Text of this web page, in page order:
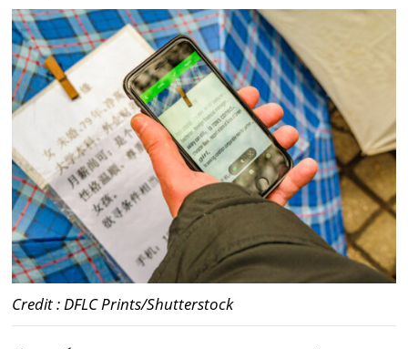
Credit : DFLC Prints/Shutterstock